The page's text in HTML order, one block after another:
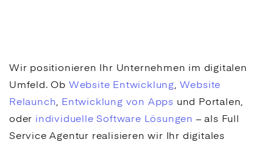
Wir positionieren Ihr Unternehmen im digitalen
Umfeld. Ob Website Entwicklung, Website
Relaunch, Entwicklung von Apps und Portalen,
oder individuelle Software Lösungen – als Full
Service Agentur realisieren wir Ihr digitales